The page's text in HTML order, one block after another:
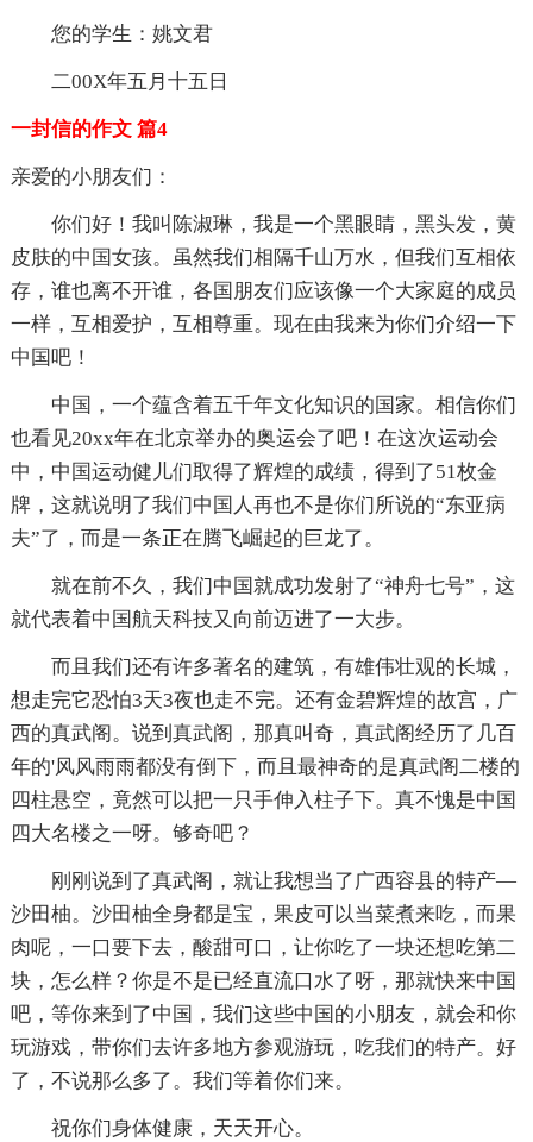
您的学生：姚文君
二00X年五月十五日
一封信的作文 篇4
亲爱的小朋友们：
你们好！我叫陈淑琳，我是一个黑眼睛，黑头发，黄
皮肤的中国女孩。虽然我们相隔千山万水，但我们互相依
存，谁也离不开谁，各国朋友们应该像一个大家庭的成员
一样，互相爱护，互相尊重。现在由我来为你们介绍一下
中国吧！
中国，一个蕴含着五千年文化知识的国家。相信你们
也看见20xx年在北京举办的奥运会了吧！在这次运动会
中，中国运动健儿们取得了辉煌的成绩，得到了51枚金
牌，这就说明了我们中国人再也不是你们所说的“东亚病
夫”了，而是一条正在腾飞崛起的巨龙了。
就在前不久，我们中国就成功发射了“神舟七号”，这
就代表着中国航天科技又向前迈进了一大步。
而且我们还有许多著名的建筑，有雄伟壮观的长城，
想走完它恐怕3天3夜也走不完。还有金碧辉煌的故宫，广
西的真武阁。说到真武阁，那真叫奇，真武阁经历了几百
年的'风风雨雨都没有倒下，而且最神奇的是真武阁二楼的
四柱悬空，竟然可以把一只手伸入柱子下。真不愧是中国
四大名楼之一呀。够奇吧？
刚刚说到了真武阁，就让我想当了广西容县的特产—
沙田柚。沙田柚全身都是宝，果皮可以当菜煮来吃，而果
肉呢，一口要下去，酸甜可口，让你吃了一块还想吃第二
块，怎么样？你是不是已经直流口水了呀，那就快来中国
吧，等你来到了中国，我们这些中国的小朋友，就会和你
玩游戏，带你们去许多地方参观游玩，吃我们的特产。好
了，不说那么多了。我们等着你们来。
祝你们身体健康，天天开心。